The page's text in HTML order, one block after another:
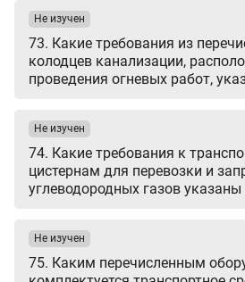
73. Какие требования из
колодцев канализации,
проведения огневых работ,
Не изучен
74. Какие требования к
цистернам для перевозки и
углеводородных газов указаны
Не изучен
75. Каким перечисленным
Не изучен